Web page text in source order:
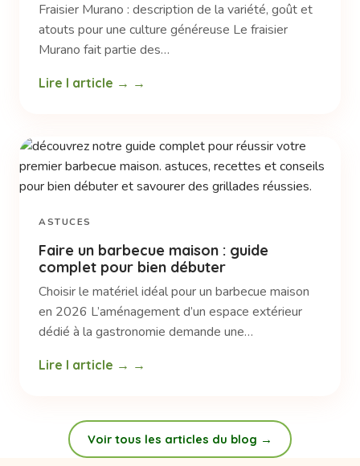
Fraisier Murano : description de la variété, goût et
atouts pour une culture généreuse Le fraisier
Murano fait partie des…
Lire l article →
ASTUCES
Faire un barbecue maison : guide
complet pour bien débuter
Choisir le matériel idéal pour un barbecue maison
en 2026 L’aménagement d’un espace extérieur
dédié à la gastronomie demande une…
Lire l article →
Voir tous les articles du blog →